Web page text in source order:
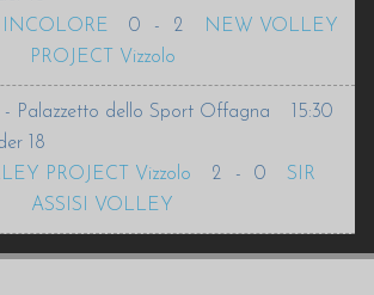
0 - 2
NEW VOLLEY
PROJECT Vizzolo
Palazzetto dello Sport Offagna
15:30
18
PROJECT Vizzolo
2 - 0
SIR
ASSISI VOLLEY